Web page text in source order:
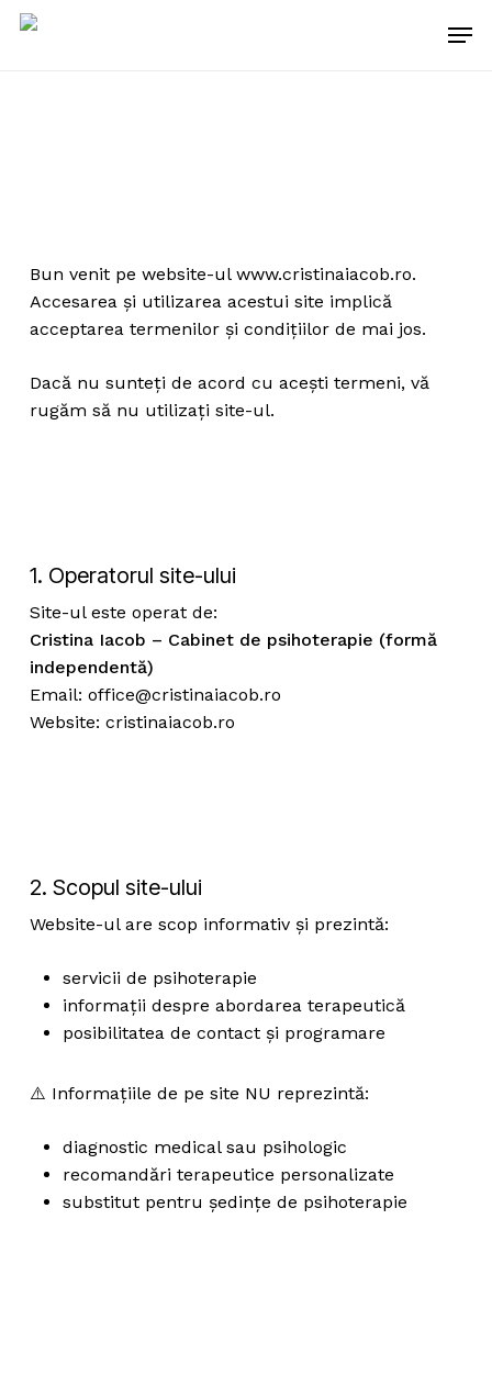
Skip
Bun venit pe website-ul www.cristinaiacob.ro.
Accesarea și utilizarea acestui site implică
acceptarea termenilor și condițiilor de mai jos.
Dacă nu sunteți de acord cu acești termeni, vă
rugăm să nu utilizați site-ul.
1. Operatorul site-ului
Site-ul este operat de:
Cristina Iacob – Cabinet de psihoterapie (formă
independentă)
Email: office@cristinaiacob.ro
Website: cristinaiacob.ro
2. Scopul site-ului
Website-ul are scop informativ și prezintă:
servicii de psihoterapie
informații despre abordarea terapeutică
posibilitatea de contact și programare
⚠️ Informațiile de pe site NU reprezintă:
diagnostic medical sau psihologic
recomandări terapeutice personalizate
substitut pentru ședințe de psihoterapie